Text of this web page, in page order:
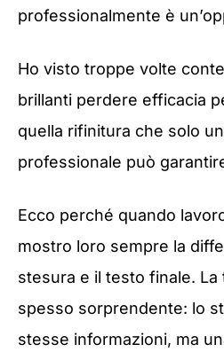
professionalmente è
Ho visto troppe volte
brillanti perdere efficacia
quella rifinitura che solo
professionale può
Ecco perché quando
mostro loro sempre la
stesura e il testo finale.
spesso sorprendente: lo
stesse informazioni, ma